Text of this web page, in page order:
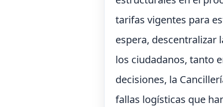
tarifas vigentes para
espera, descentralizar
los ciudadanos, tanto
decisiones, la
fallas logísticas que